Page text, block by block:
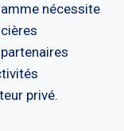
nécessite
privé.